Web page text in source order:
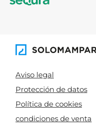
Aviso legal
Protección de datos
Política de cookies
condiciones de venta